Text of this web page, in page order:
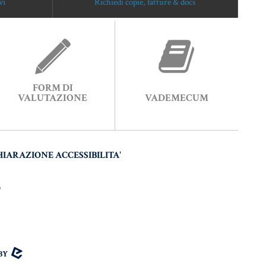
Richiedi copie, fatture & docs
FORM DI
VALUTAZIONE VADEMECUM
ACCESSIBILITA'